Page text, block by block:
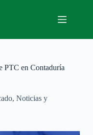
PTC en Contaduría
, Noticias y